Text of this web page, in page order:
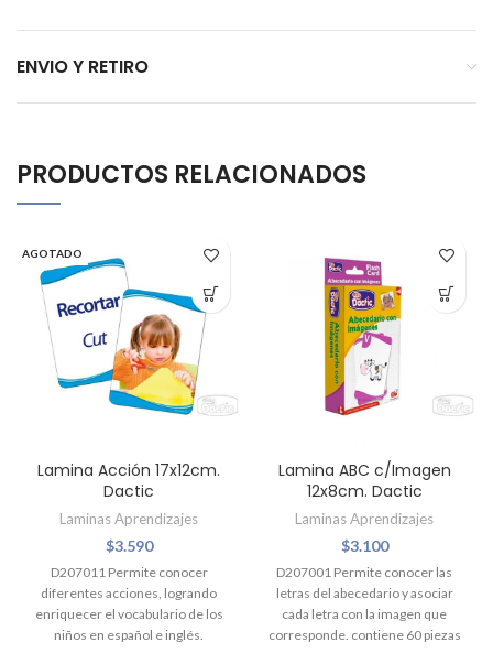
ENVIO Y RETIRO
PRODUCTOS RELACIONADOS
AGOTADO
Lamina Acción 17x12cm.
Dactic
Laminas Aprendizajes
$3.590
D207011 Permite conocer
diferentes acciones, logrando
enriquecer el vocabulario de los
niños en español e inglés.
Lamina ABC c/Imagen
12x8cm. Dactic
Laminas Aprendizajes
$3.100
D207001 Permite conocer las
letras del abecedario y asociar
cada letra con la imagen que
corresponde. contiene 60 piezas